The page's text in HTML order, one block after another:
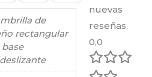
de
rectangular
nuevas
reseñas.
0,0